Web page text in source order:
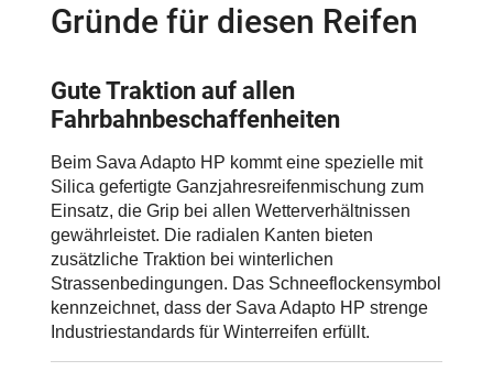
Gründe für diesen Reifen
Gute Traktion auf allen
Fahrbahnbeschaffenheiten
Beim Sava Adapto HP kommt eine spezielle mit
Silica gefertigte Ganzjahresreifenmischung zum
Einsatz, die Grip bei allen Wetterverhältnissen
gewährleistet. Die radialen Kanten bieten
zusätzliche Traktion bei winterlichen
Strassenbedingungen. Das Schneeflockensymbol
kennzeichnet, dass der Sava Adapto HP strenge
Industriestandards für Winterreifen erfüllt.